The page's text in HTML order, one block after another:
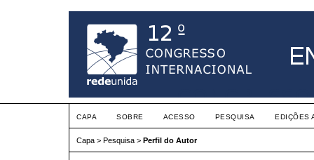
CAPA SOBRE ACESSO PESQUISA EDIÇÕES
Capa > Pesquisa > Perfil do Autor